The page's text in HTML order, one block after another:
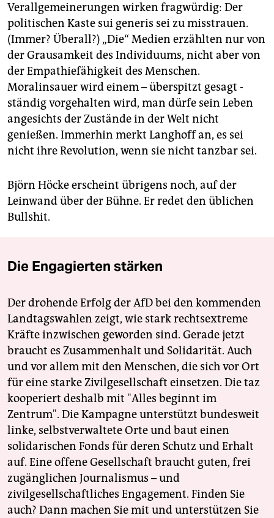
Verallgemeinerungen wirken fragwürdig: Der
politischen Kaste sui generis sei zu misstrauen.
(Immer? Überall?) „Die“ Medien erzählten nur von
der Grausamkeit des Individuums, nicht aber von
der Empathiefähigkeit des Menschen.
Moralinsauer wird einem – überspitzt gesagt -
ständig vorgehalten wird, man dürfe sein Leben
angesichts der Zustände in der Welt nicht
genießen. Immerhin merkt Langhoff an, es sei
nicht ihre Revolution, wenn sie nicht tanzbar sei.
Björn Höcke erscheint übrigens noch, auf der
Leinwand über der Bühne. Er redet den üblichen
Bullshit.
Die Engagierten stärken
Der drohende Erfolg der AfD bei den kommenden
Landtagswahlen zeigt, wie stark rechtsextreme
Kräfte inzwischen geworden sind. Gerade jetzt
braucht es Zusammenhalt und Solidarität. Auch
und vor allem mit den Menschen, die sich vor Ort
für eine starke Zivilgesellschaft einsetzen. Die taz
kooperiert deshalb mit "Alles beginnt im
Zentrum". Die Kampagne unterstützt bundesweit
linke, selbstverwaltete Orte und baut einen
solidarischen Fonds für deren Schutz und Erhalt
auf. Eine offene Gesellschaft braucht guten, frei
zugänglichen Journalismus – und
zivilgesellschaftliches Engagement. Finden Sie
auch? Dann machen Sie mit und unterstützen Sie